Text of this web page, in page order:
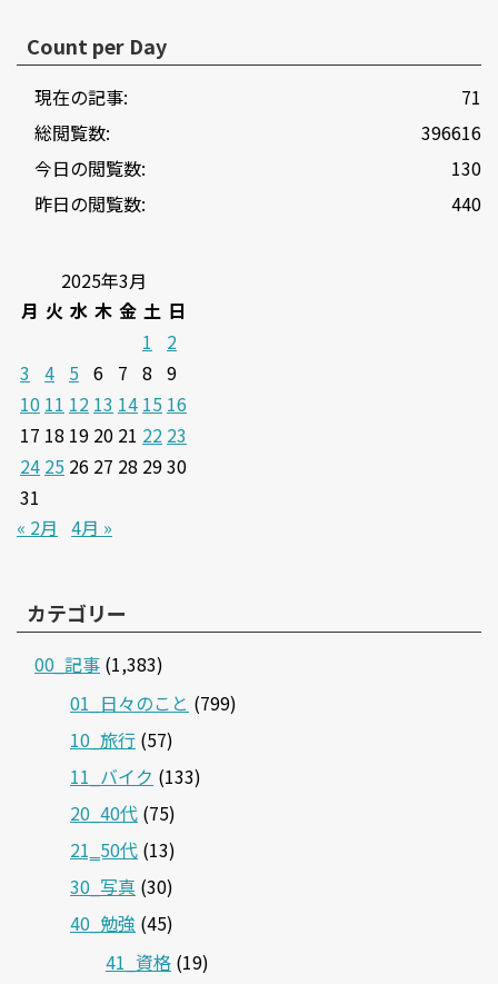
Count per Day
71
現在の記事:
396616
総閲覧数:
130
今日の閲覧数:
440
昨日の閲覧数:
2025年3月
月 火 水 木 金 土 日
1
2
3 4 5 6 7 8 9
10 11 12 13 14 15 16
17 18 19 20 21 22 23
24 25 26 27 28 2930
31
« 2月 4月 »
カテゴリー
00_記事 (1,383)
01_日々のこと (799)
10_旅行 (57)
11_バイク (133)
20_40代 (75)
21‗50代 (13)
30_写真 (30)
40_勉強 (45)
41_資格 (19)